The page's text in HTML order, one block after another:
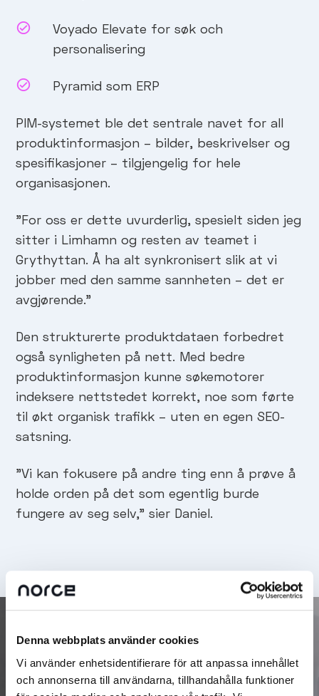
Denna webbplats använder cookies
Vi använder enhetsidentifierare för att anpassa innehållet
och annonserna till användarna, tillhandahålla funktioner
Voyado Elevate for søk och
personalisering
Pyramid som ERP
PIM-systemet ble det sentrale navet for all
produktinformasjon – bilder, beskrivelser og
spesifikasjoner – tilgjengelig for hele
organisasjonen.
"For oss er dette uvurderlig, spesielt siden jeg
sitter i Limhamn og resten av teamet i
Grythyttan. Å ha alt synkronisert slik at vi
jobber med den samme sannheten – det er
avgjørende."
Den strukturerte produktdataen forbedret
også synligheten på nett. Med bedre
produktinformasjon kunne søkemotorer
indeksere nettstedet korrekt, noe som førte
til økt organisk trafikk – uten en egen SEO-
satsning.
"Vi kan fokusere på andre ting enn å prøve å
holde orden på det som egentlig burde
fungere av seg selv," sier Daniel.